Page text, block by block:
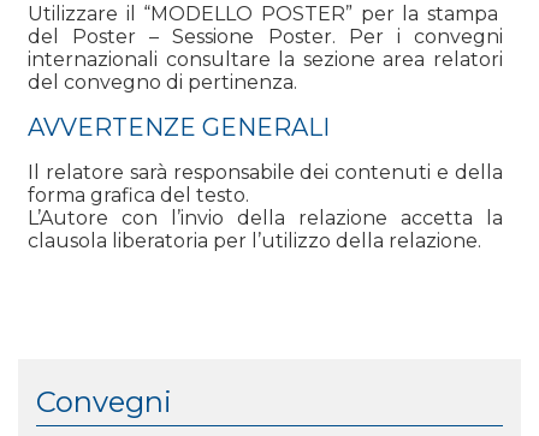
Convegni
Utilizzare il “MODELLO POSTER” per la stampa
del Poster – Sessione Poster. Per i convegni
internazionali consultare la sezione area relatori
del convegno di pertinenza.
AVVERTENZE GENERALI
Il relatore sarà responsabile dei contenuti e della
forma grafica del testo.
L’Autore con l’invio della relazione accetta la
clausola liberatoria per l’utilizzo della relazione.